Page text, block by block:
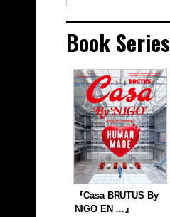
Book Series
『Casa BRUTUS By
NIGO EN …』